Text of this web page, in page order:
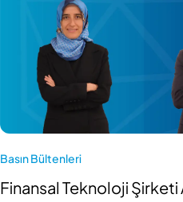
Basın Bültenleri
Finansal Teknoloji